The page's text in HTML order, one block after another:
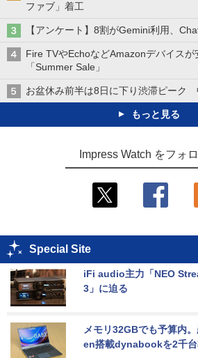
ファブ」着工
【アンケート】8割がGemini利用、
Fire TVやEchoなどAmazonデバイス
「Summer Sale」
お盆休み前半は8日に下り渋滞ピーク
もっと見る
Impress Watch をフォ
Special Site
iFi audio主力「NEO
3」に迫る
メモリ32GBでも予算内
en搭載dynabookを2千台